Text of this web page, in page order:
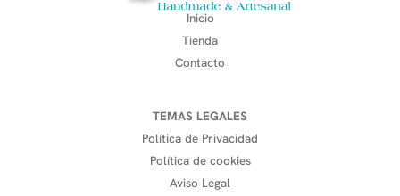
Inicio
Tienda
Contacto
TEMAS LEGALES
Política de Privacidad
Política de cookies
Aviso Legal